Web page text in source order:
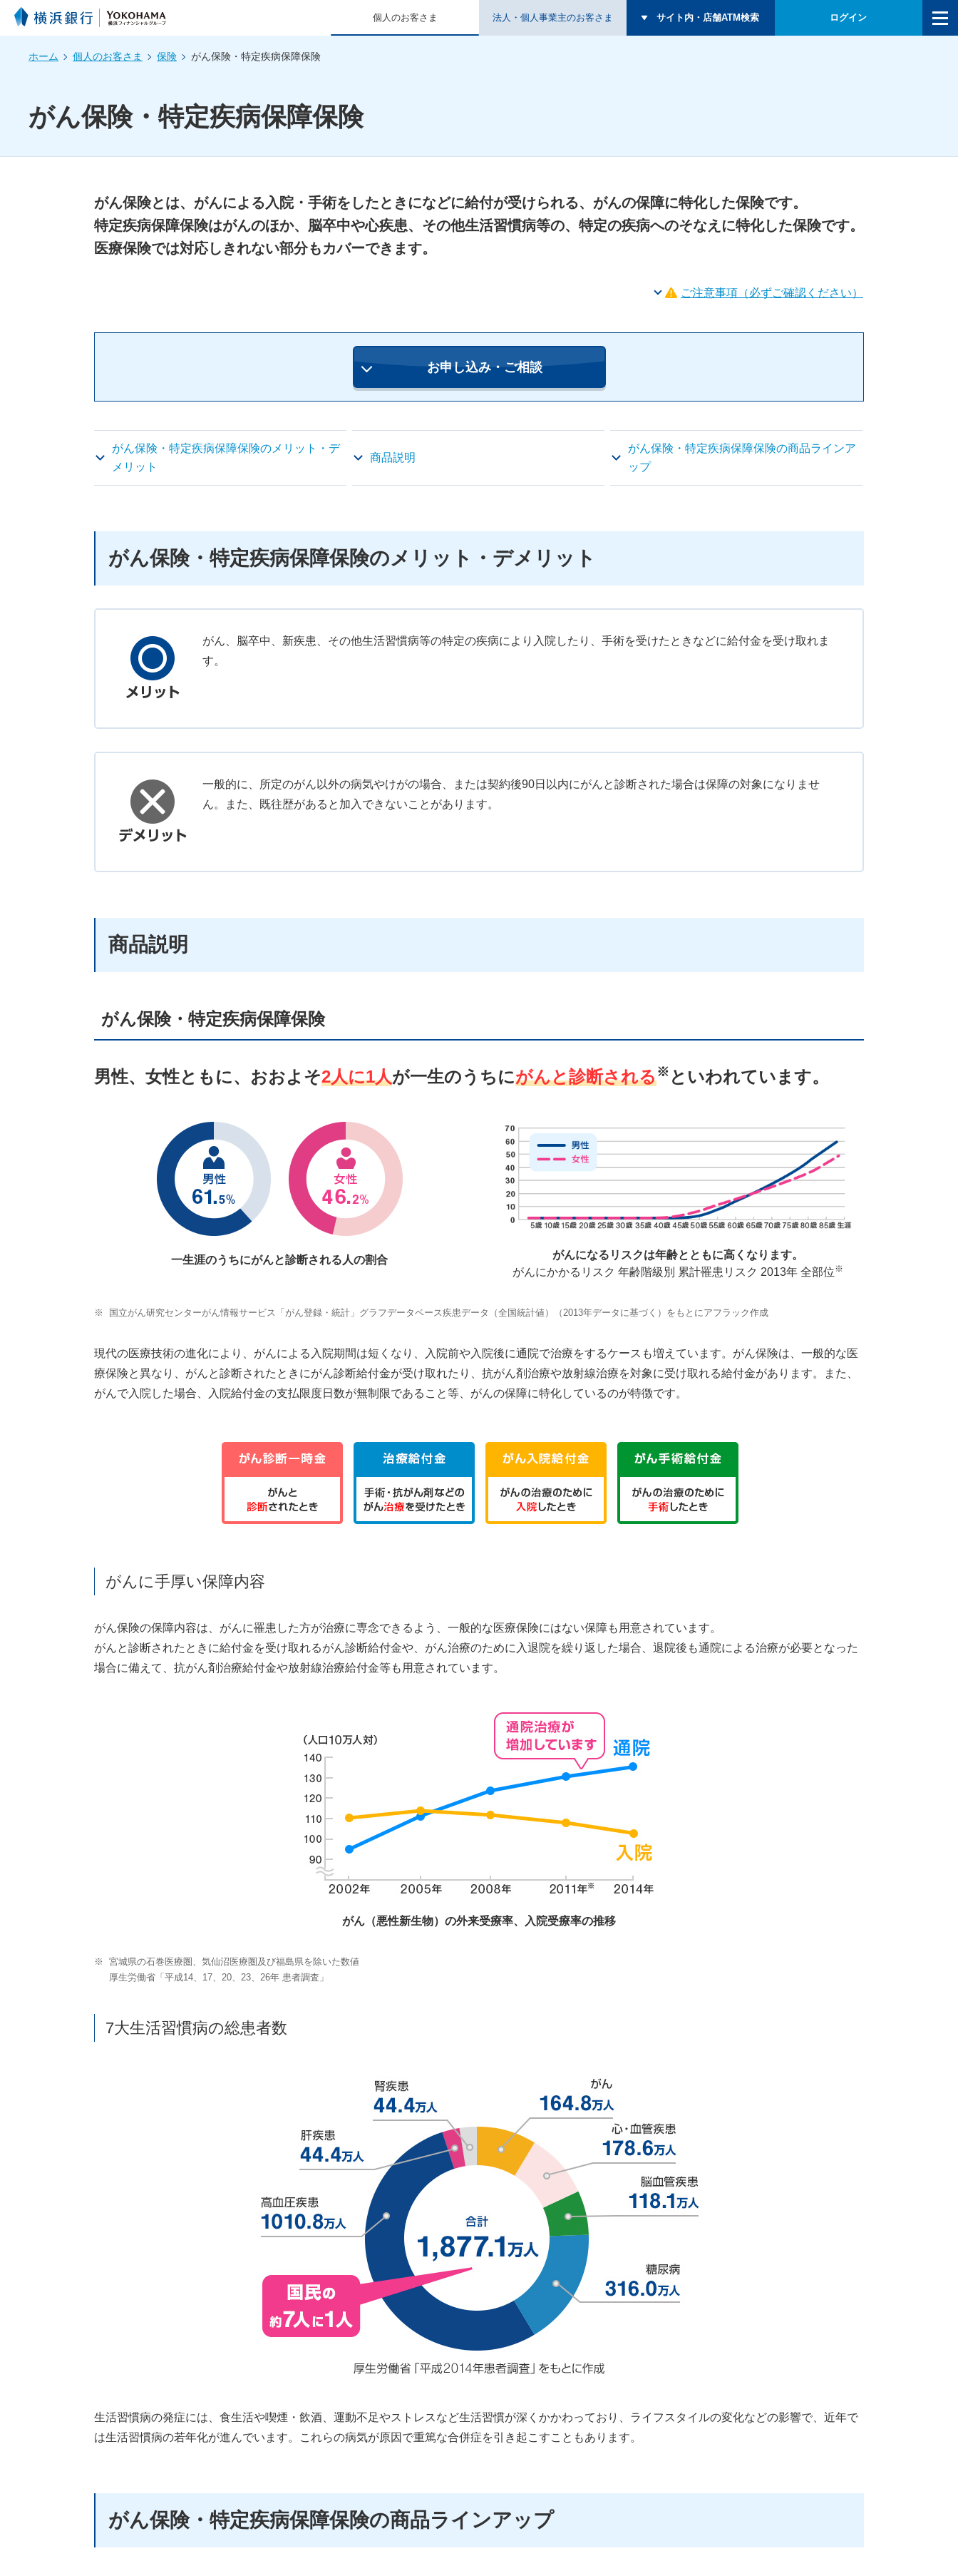
個人のお客さま 法人・個人事業主のお客さま サイト内・店舗ATM検索 ログイン
ホーム 個人のお客さま 保険 がん保険・特定疾病保障保険
がん保険・特定疾病保障保険
がん保険とは、がんによる入院・手術をしたときになどに給付が受けられる、がんの保障に特化した保険です。
特定疾病保障保険はがんのほか、脳卒中や心疾患、その他生活習慣病等の、特定の疾病へのそなえに特化した保険です。
医療保険では対応しきれない部分もカバーできます。
ご注意事項 （必ずご確認ください）
お申し込み・ご相談
がん保険・特定疾病保障保険のメリット・デ
メリット
商品説明
がん保険・特定疾病保障保険の商品ラインア
ップ
がん保険・特定疾病保障保険のメリット・デメリット
がん、脳卒中、新疾患、その他生活習慣病等の特定の疾病により入院したり、手術を受けたときなどに給付金を受け取れま
す。
一般的に、所定のがん以外の病気やけがの場合、または契約後90日以内にがんと診断された場合は保障の対象になりませ
ん。また、既往歴があると加入できないことがあります。
商品説明
がん保険・特定疾病保障保険
男性、女性ともに、おおよそ2人に1人が一生のうちにがんと診断される※ といわれています。
一生涯のうちにがんと診断される人の割合
がんになるリスクは年齢とともに高くなります。
がんにかかるリスク 年齢階級別 累計罹患リスク 2013年 全部位※
※ 国立がん研究センターがん情報サービス「がん登録・統計」グラフデータベース疾患データ（全国統計値）（2013年データに基づく）をもとにアフラック作成
現代の医療技術の進化により、がんによる入院期間は短くなり、入院前や入院後に通院で治療をするケースも増えています。がん保険は、一般的な医
療保険と異なり、がんと診断されたときにがん診断給付金が受け取れたり、抗がん剤治療や放射線治療を対象に受け取れる給付金があります。また、
がんで入院した場合、入院給付金の支払限度日数が無制限であること等、がんの保障に特化しているのが特徴です。
がんに手厚い保障内容
がん保険の保障内容は、がんに罹患した方が治療に専念できるよう、一般的な医療保険にはない保障も用意されています。
がんと診断されたときに給付金を受け取れるがん診断給付金や、がん治療のために入退院を繰り返した場合、退院後も通院による治療が必要となった
場合に備えて、抗がん剤治療給付金や放射線治療給付金等も用意されています。
がん（悪性新生物）の外来受療率、入院受療率の推移
※
宮城県の石巻医療圏、気仙沼医療圏及び福島県を除いた数値
厚生労働省「平成14、17、20、23、26年 患者調査」
7大生活習慣病の総患者数
生活習慣病の発症には、食生活や喫煙・飲酒、運動不足やストレスなど生活習慣が深くかかわっており、ライフスタイルの変化などの影響で、近年で
は生活習慣病の若年化が進んでいます。これらの病気が原因で重篤な合併症を引き起こすこともあります。
がん保険・特定疾病保障保険の商品ラインアップ